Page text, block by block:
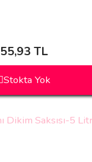
55,93 TL
Stokta Yok